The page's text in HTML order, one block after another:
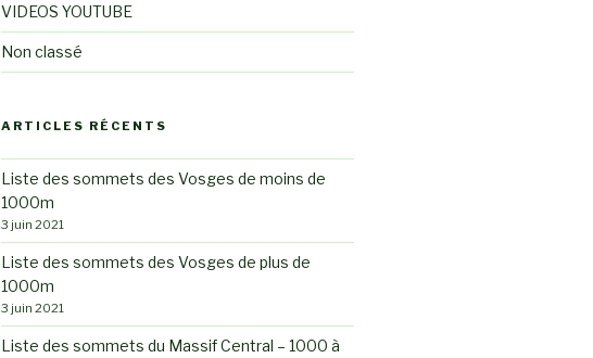
VIDEOS YOUTUBE
Non classé
ARTICLES RÉCENTS
Liste des sommets des Vosges de moins de
1000m
3 juin 2021
Liste des sommets des Vosges de plus de
1000m
3 juin 2021
Liste des sommets du Massif Central – 1000 à